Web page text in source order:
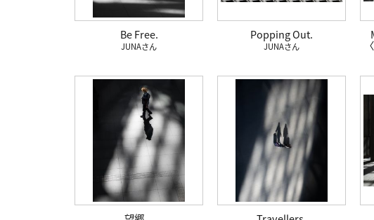
Be Free.
JUNA
Popping Out.
JUNA